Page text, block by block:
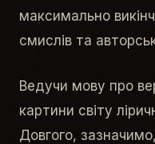
максимально
смислів та
Ведучи мову про
картини світу
Довгого,